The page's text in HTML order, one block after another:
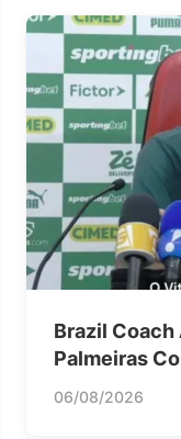
Brazil
Palmeiras
06/08/2026